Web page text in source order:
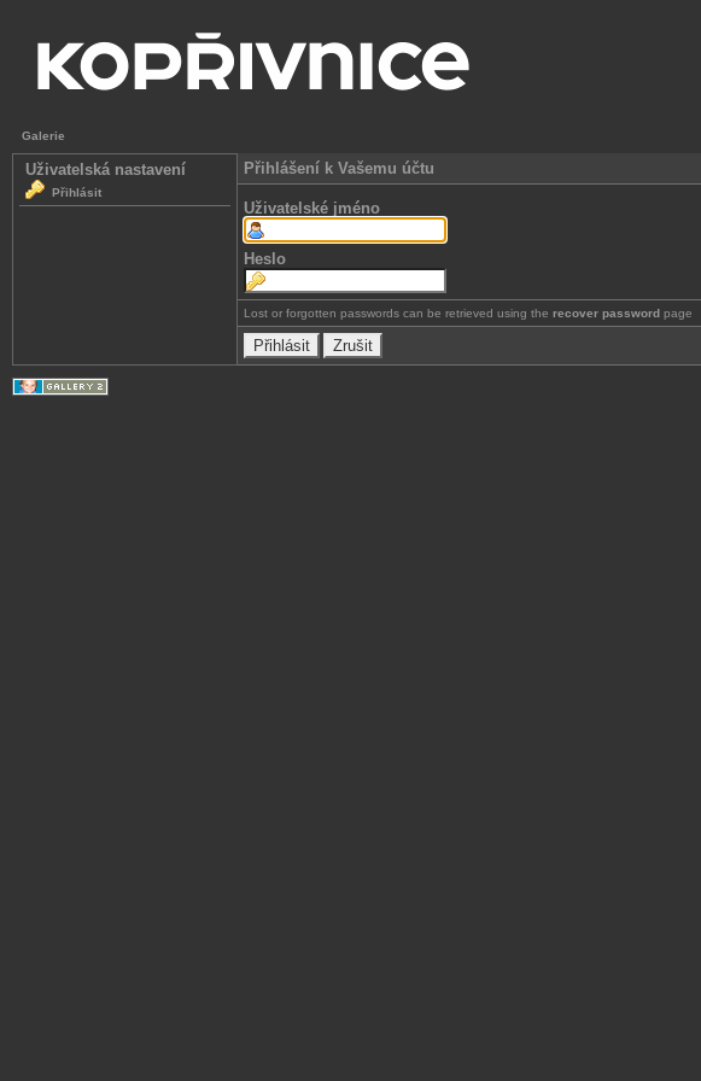
Galerie
Uživatelská nastavení
Přihlásit
Přihlášení k Vašemu účtu
Uživatelské jméno
Heslo
Lost or forgotten passwords can be retrieved using the recover password page